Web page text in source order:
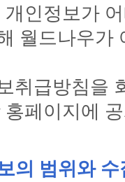
인정보가
월드나우가
취급방침을
페이지에
의 범위와 수